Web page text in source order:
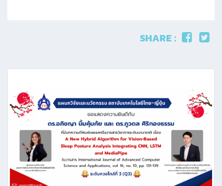
SHARE :